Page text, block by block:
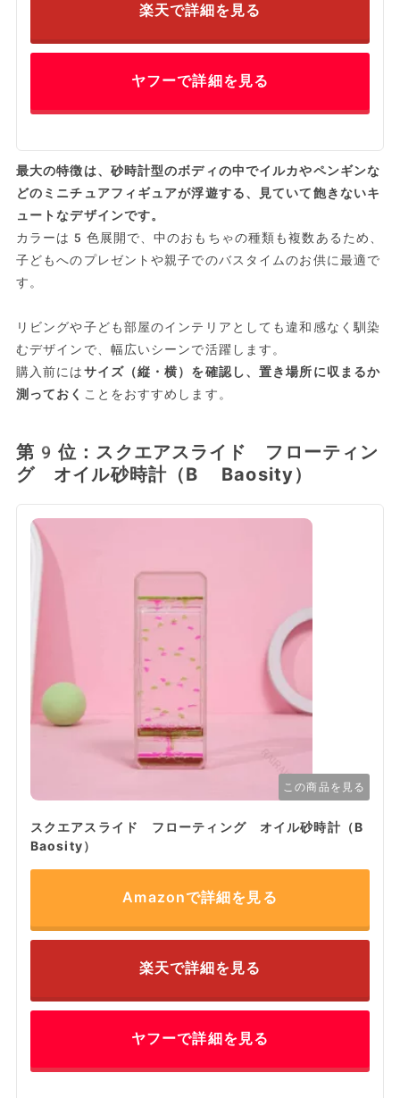
楽天で詳細を見る
ヤフーで詳細を見る
最大の特徴は、砂時計型のボディの中でイルカやペンギンな
どのミニチュアフィギュアが浮遊する、見ていて飽きないキ
ュートなデザインです。
カラーは5色展開で、中のおもちゃの種類も複数あるため、
子どもへのプレゼントや親子でのバスタイムのお供に最適で
す。
リビングや子ども部屋のインテリアとしても違和感なく馴染
むデザインで、幅広いシーンで活躍します。
購入前にはサイズ（縦・横）を確認し、置き場所に収まるか
測っておく ことをおすすめします。
第9位：スクエアスライド フローティン
グ オイル砂時計（B Baosity）
この商品を見る
スクエアスライド フローティング オイル砂時計（B
Baosity）
Amazonで詳細を見る
楽天で詳細を見る
ヤフーで詳細を見る